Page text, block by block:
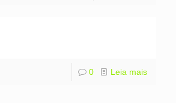
0 Leia mais